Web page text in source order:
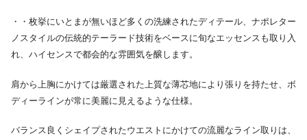
・・枚挙にいとまが無いほど多くの洗練されたディテール、ナポレター
ノスタイルの伝統的テーラード技術をベースに旬なエッセンスも取り入
れ、ハイセンスで都会的な雰囲気を醸します。
肩から上胸にかけては厳選された上質な薄芯地により張りを持たせ、ボ
ディーラインが常に美麗に見えるような仕様。
バランス良くシェイプされたウエストにかけての流麗なライン取りは、